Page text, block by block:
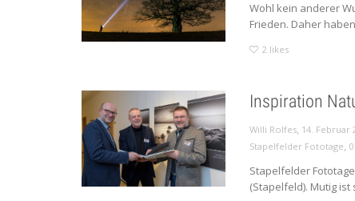
Wohl kein anderer
Frieden. Daher
2 likes
Inspiration
Willi Rolfes, 14. Februar
Stapelfelder Fototage,
Stapelfelder
(Stapelfeld). Mutig ist